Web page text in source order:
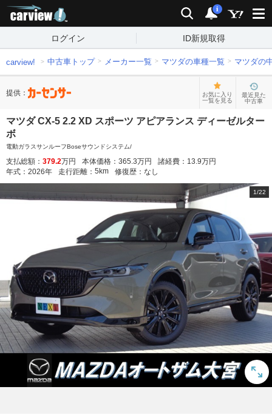
検索 通知
i
ログイン ID新規取得
carview! 中古車トップ メーカー一覧 マツダの車種一覧 マツダの
提供：
お気に入り
一覧を見る
最近見た
中古車
マツダ CX-5 2.2 XD スポーツ アピアランス ディーゼルター
ボ
電動ガラスサンルーフBoseサウンドシステム/
支払総額： 379.2万円 本体価格： 365.3万円 諸経費： 13.9万円
年式： 2026年 走行距離： 5 km 修復歴： なし
1/22